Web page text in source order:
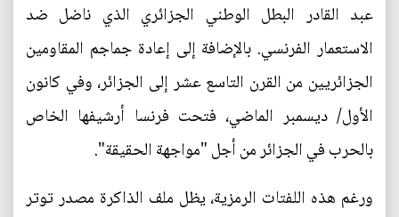
عبد القادر البطل الوطني الجزائري الذي ناضل ضد
الاستعمار الفرنسي. بالإضافة إلى إعادة جماجم المقاومين
الجزائريين من القرن التاسع عشر إلى الجزائر، وفي كانون
الأول/ ديسمبر الماضي، فتحت فرنسا أرشيفها الخاص
بالحرب في الجزائر من أجل "مواجهة الحقيقة".
ورغم هذه اللفتات الرمزية، يظل ملف الذاكرة مصدر توتر